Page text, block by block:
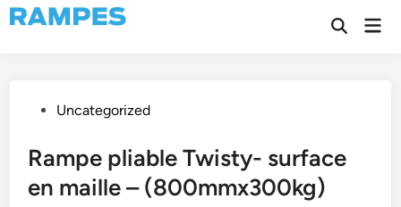
Skip
to
Open
PostedUncategorized
Rampe pliable Twisty- surface
en maille – (800mmx300kg)